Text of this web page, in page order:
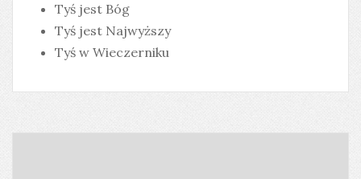
Tyś jest Bóg
Tyś jest Najwyższy
Tyś w Wieczerniku